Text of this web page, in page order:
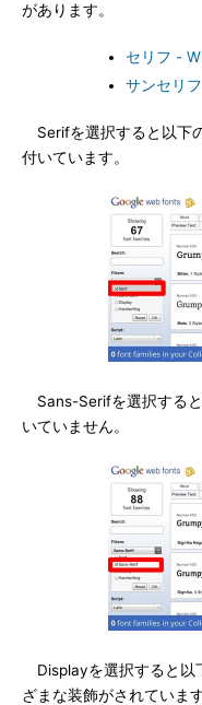
があります。
セリフ -
サンセリ
Serifを選択すると以下
付いています。
Sans-Serifを選択する
いていません。
Displayを選択すると以
ざまな装飾がされています